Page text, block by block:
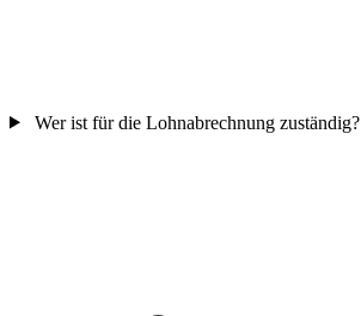
Wer ist für die Lohnabrechnung zuständig?